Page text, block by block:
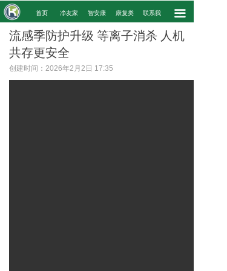
끀
. 首页 净友家 智安康 康复类 联系我 .
流感季防护升级 等离子消杀 人机
共存更安全
创建时间： 2026年2月2日 17:35